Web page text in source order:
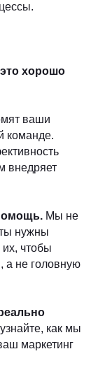
хорошо
ваши
команде.
внедряет
Мы не
нужны
чтобы
а не головную
как мы
маркетинг